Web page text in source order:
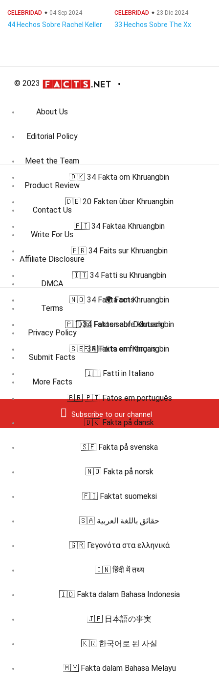
CELEBRIDAD 04 Sep 2024
44 Hechos Sobre Rachel Keller
CELEBRIDAD 23 Dic 2024
33 Hechos Sobre The Xx
© 2023
About Us
Editorial Policy
Meet the Team
Product Review
Contact Us
Write For Us
Affiliate Disclosure
DMCA
Terms
Privacy Policy
Submit Facts
More Facts
Subscribe to our channel
🇩🇰 34 Fakta om Khruangbin
🇩🇪 20 Fakten über Khruangbin
🇫🇮 34 Faktaa Khruangbin
🇫🇷 34 Faits sur Khruangbin
🇮🇹 34 Fatti su Khruangbin
🇳🇴 34 Fakta om Khruangbin
🇵🇹 34 Fatos sobre Khruangbin
🇸🇪 34 Fakta om Khruangbin
🌍 Facts
🇩🇪 Fakten auf Deutsch
🇫🇷 Faits en français
🇮🇹 Fatti in Italiano
🇧🇷 🇵🇹 Fatos em português
🇩🇰 Fakta på dansk
🇸🇪 Fakta på svenska
🇳🇴 Fakta på norsk
🇫🇮 Faktat suomeksi
🇸🇦 حقائق باللغة العربية
🇬🇷 Γεγονότα στα ελληνικά
🇮🇳 हिंदी में तथ्य
🇮🇩 Fakta dalam Bahasa Indonesia
🇯🇵 日本語の事実
🇰🇷 한국어로 된 사실
🇲🇾 Fakta dalam Bahasa Melayu